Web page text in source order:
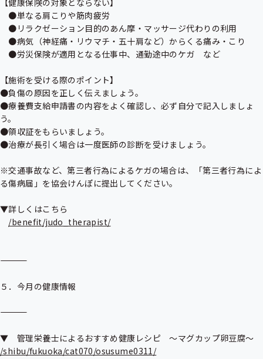
【健康保険の対象とならない】
●単なる肩こりや筋肉疲労
●リラクゼーション目的のあん摩・マッサージ代わりの利用
●病気（神経痛・リウマチ・五十肩など）からくる痛み・こり
●労災保険が適用となる仕事中、通勤途中のケガ　など
【施術を受ける際のポイント】
●負傷の原因を正しく伝えましょう。
●療養費支給申請書の内容をよく確認し、必ず自分で記入しましょ
う。
●領収証をもらいましょう。
●治療が長引く場合は一度医師の診断を受けましょう。
※交通事故など、第三者行為によるケガの場合は、「第三者行為によ
る傷病届」を協会けんぽに提出してください。
▼詳しくはこちら
/benefit/judo_therapist/
――――――――――――――――――――――――――――――――――――――
５．今月の健康情報
――――――――――――――――――――――――――――――――――――――
/shibu/fukuoka/cat070/osusume0311/